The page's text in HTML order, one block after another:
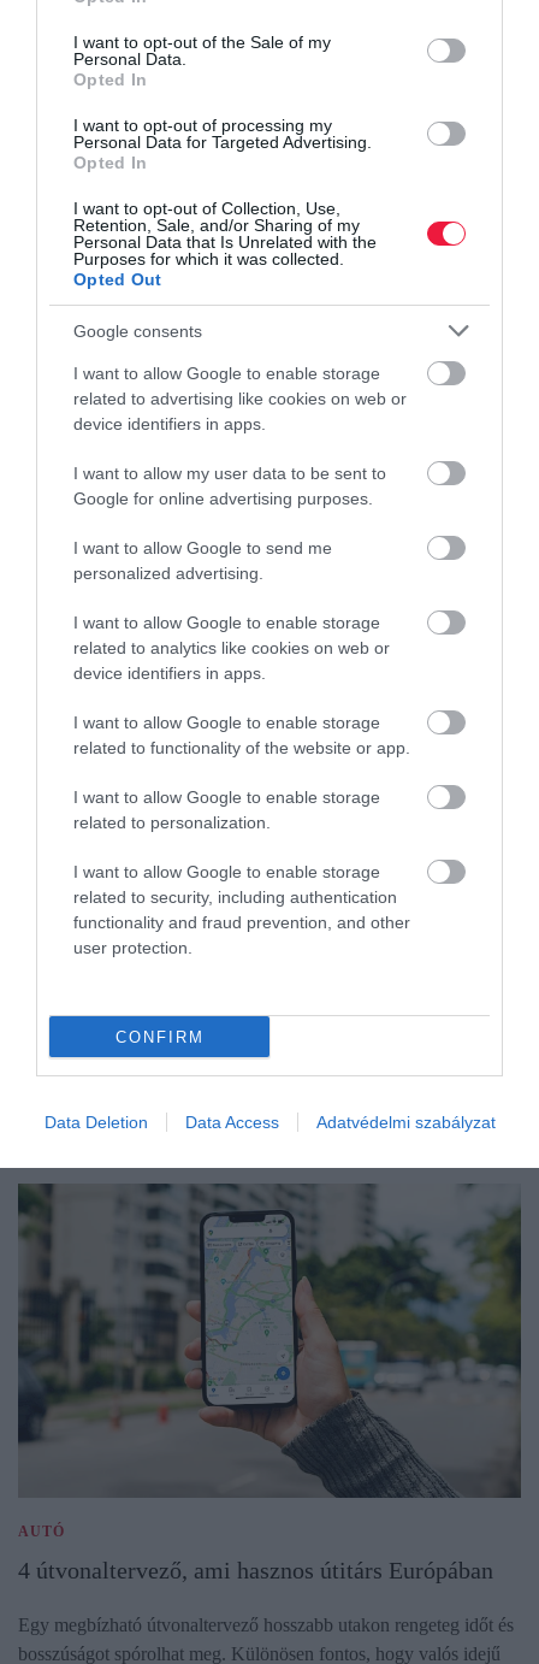
use your data for below specified purposes in below Google
consent section.
I want to opt-out of the Sale of my
Personal Data.
Opted In
I want to opt-out of processing my
Personal Data for Targeted Advertising.
Opted In
I want to opt-out of Collection, Use,
Retention, Sale, and/or Sharing of my
Personal Data that Is Unrelated with the
Purposes for which it was collected.
Opted Out
Google consents
I want to allow Google to enable storage
related to advertising like cookies on web or
device identifiers in apps.
I want to allow my user data to be sent to
Google for online advertising purposes.
I want to allow Google to send me
personalized advertising.
I want to allow Google to enable storage
related to analytics like cookies on web or
device identifiers in apps.
I want to allow Google to enable storage
related to functionality of the website or app.
I want to allow Google to enable storage
related to personalization.
I want to allow Google to enable storage
related to security, including authentication
functionality and fraud prevention, and other
user protection.
CONFIRM
Data Deletion Data Access Adatvédelmi szabályzat
Dacia, Tesla vagy VW? Ezek most a legkapósabb
új autók
Továbbra is a Dacia Sandero Európa legnépszerűbb új autója, de
a Tesla Model Y is történelmi eredményt ért el: közel 60
százalékos értékesítési növekedéssel a második helyre ugrott az
idei első…
AUTÓ
4 útvonaltervező, ami hasznos útitárs Európában
Egy megbízható útvonaltervező hosszabb utakon rengeteg időt és
bosszúságot spórolhat meg. Különösen fontos, hogy valós idejű